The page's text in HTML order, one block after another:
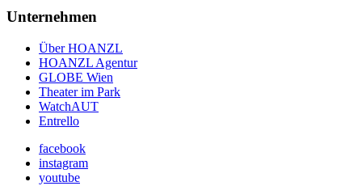
Unternehmen
Über HOANZL
HOANZL Agentur
GLOBE Wien
Theater im Park
WatchAUT
Entrello
facebook
instagram
youtube